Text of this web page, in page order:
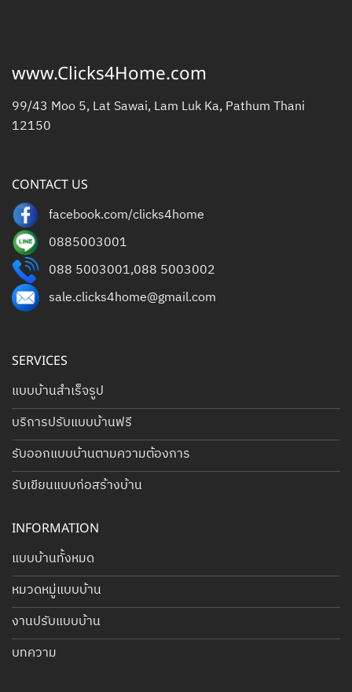
www.Clicks4Home.com
99/43 Moo 5, Lat Sawai, Lam Luk Ka, Pathum Thani
12150
SERVICES
แบบบ้านสำเร็จรูป
บริการปรับแบบบ้านฟรี
รับออกแบบบ้านตามความต้องการ
รับเขียนแบบก่อสร้างบ้าน
INFORMATION
แบบบ้านทั้งหมด
หมวดหมู่แบบบ้าน
งานปรับแบบบ้าน
บทความ
CONTACT US
facebook.com/clicks4home
0885003001
088 5003001,088 5003002
sale.clicks4home@gmail.com